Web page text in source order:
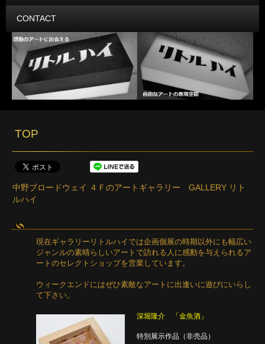
CONTACT
TOP
中野ブロードウェイ ４Ｆのアートギャラリー GALLERY リト
ルハイ
現在ギャラリーリトルハイでは企画個展の時期以外にも幅広い
ジャンルの素晴らしいアートで訪れる人に感動を与えられるア
ートのセレクトショップを営業しています。
ウィークエンドにはぜひ素敵なアートに出逢いに遊びにいらし
て下さい。
深堀隆介 「金魚酒」
特別展示作品（非売品）